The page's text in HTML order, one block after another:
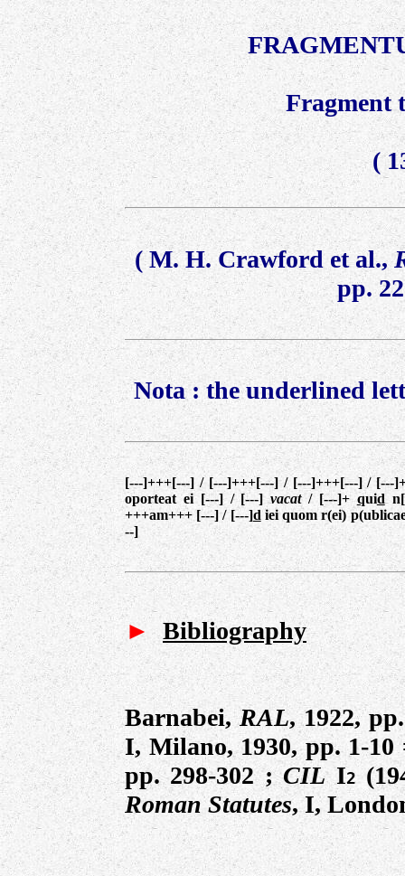
Fragment
(
(M. H. Crawford et al.,
pp.
Nota : the underlined
[---]+++[---] / [---]+++[---] / [---]+++[---] / [---
oporteat ei [---] / [---]vacat/ [---]+quid
+++am+++ [---] / [---]d iei quom r(ei)
--]
► Bibliography
Barnabei,RAL, 1922,
I, Milano, 1930, pp. 1-
pp. 298-302;CILI2
Roman Statutes, I,